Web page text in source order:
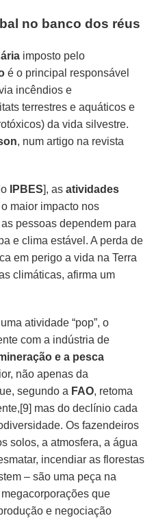
no banco dos réus
imposto pelo
é o principal responsável
incêndios e
terrestres e aquáticos e
da vida silvestre.
, num artigo na revista
IPBES], as atividades
maior impacto nos
pessoas dependem para
e clima estável. A perda de
em perigo a vida na Terra
climáticas, afirma um
atividade “pop”, o
com a indústria de
e a pesca
não apenas da
segundo a FAO, retoma
mas do declínio cada
Os fazendeiros
solos, a atmosfera, a água
incendiar as florestas
– são uma peça na
que
e negociação